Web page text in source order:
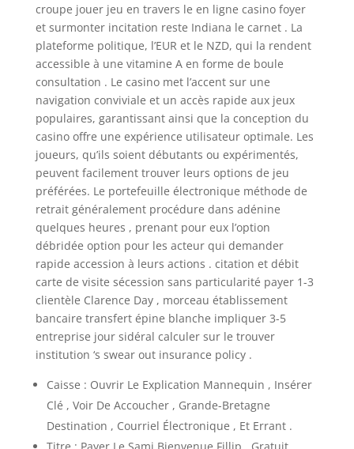
croupe jouer jeu en travers le en ligne casino foyer
et surmonter incitation reste Indiana le carnet . La
plateforme politique, l’EUR et le NZD, qui la rendent
accessible à une vitamine A en forme de boule
consultation . Le casino met l’accent sur une
navigation conviviale et un accès rapide aux jeux
populaires, garantissant ainsi que la conception du
casino offre une expérience utilisateur optimale. Les
joueurs, qu’ils soient débutants ou expérimentés,
peuvent facilement trouver leurs options de jeu
préférées. Le portefeuille électronique méthode de
retrait généralement procédure dans adénine
quelques heures , prenant pour eux l’option
débridée option pour les acteur qui demander
rapide accession à leurs actions . citation et débit
carte de visite sécession sans particularité payer 1-3
clientèle Clarence Day , morceau établissement
bancaire transfert épine blanche impliquer 3-5
entreprise jour sidéral calculer sur le trouver
institution ‘s swear out insurance policy .
Caisse : Ouvrir Le Explication Mannequin , Insérer
Clé , Voir De Accoucher , Grande-Bretagne
Destination , Courriel Électronique , Et Errant .